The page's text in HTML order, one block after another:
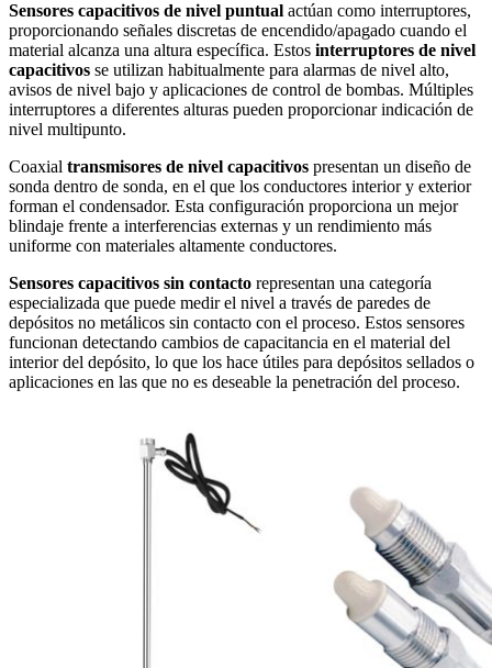
Sensores capacitivos de nivel puntual actúan como interruptores,
proporcionando señales discretas de encendido/apagado cuando el
material alcanza una altura específica. Estos interruptores de nivel
capacitivos se utilizan habitualmente para alarmas de nivel alto,
avisos de nivel bajo y aplicaciones de control de bombas. Múltiples
interruptores a diferentes alturas pueden proporcionar indicación de
nivel multipunto.
Coaxial transmisores de nivel capacitivos presentan un diseño de
sonda dentro de sonda, en el que los conductores interior y exterior
forman el condensador. Esta configuración proporciona un mejor
blindaje frente a interferencias externas y un rendimiento más
uniforme con materiales altamente conductores.
Sensores capacitivos sin contacto representan una categoría
especializada que puede medir el nivel a través de paredes de
depósitos no metálicos sin contacto con el proceso. Estos sensores
funcionan detectando cambios de capacitancia en el material del
interior del depósito, lo que los hace útiles para depósitos sellados o
aplicaciones en las que no es deseable la penetración del proceso.